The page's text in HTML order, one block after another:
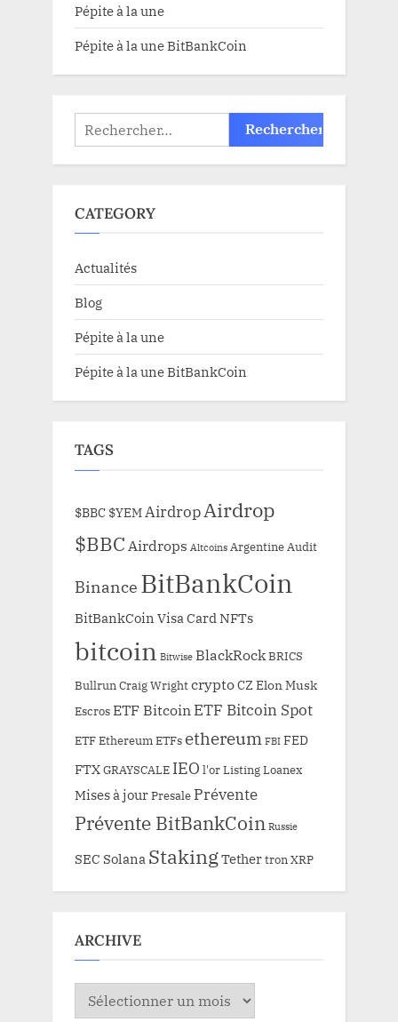
Pépite à la une
Pépite à la une BitBankCoin
Rechercher :
CATEGORY
Actualités
Blog
Pépite à la une
Pépite à la une BitBankCoin
TAGS
$BBC $YEMAirdropAirdrop
$BBCAirdrops Altcoins Argentine Audit
Binance BitBankCoin
BitBankCoin Visa Card NFTs
bitcoin Bitwise BlackRockBRICS
Bullrun Craig WrightcryptoCZ Elon Musk
EscrosETF Bitcoin ETF Bitcoin Spot
ETF Ethereum ETFs ethereum FBI FED
FTXGRAYSCALE IEO l'orListingLoanex
Mises à jourPresale Prévente
Prévente BitBankCoin Russie
SEC Solana StakingTethertron XRP
ARCHIVE
ARCHIVE